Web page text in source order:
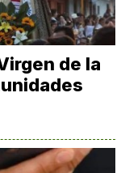
de la